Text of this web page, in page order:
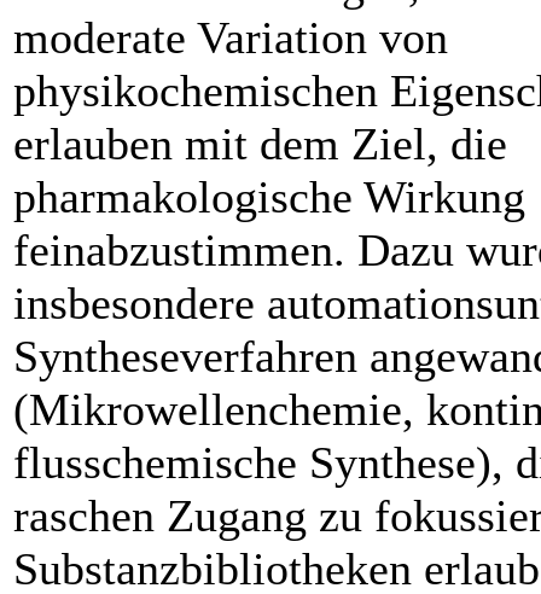
moderate Variation von
physikochemischen
erlauben mit dem Ziel, die
pharmakologische Wirkung
feinabzustimmen. Dazu
insbesondere
Syntheseverfahren
(Mikrowellenchemie,
flusschemische Synthese),
raschen Zugang zu
Substanzbibliotheken